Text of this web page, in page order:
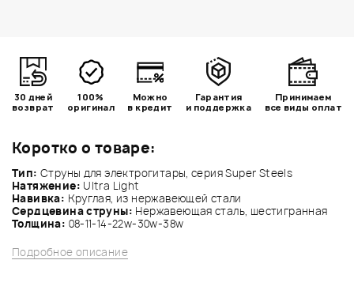
Коротко о товаре:
Тип: Струны для электрогитары, серия Super Steels
Натяжение: Ultra Light
Навивка: Круглая, из нержавеющей стали
Сердцевина струны: Нержавеющая сталь, шестигранная
Толщина: 08-11-14-22w-30w-38w
Подробное описание
30 дней
возврат
100%
оригинал
Можно
в кредит
Гарантия
и поддержка
Принимаем
все виды оплат